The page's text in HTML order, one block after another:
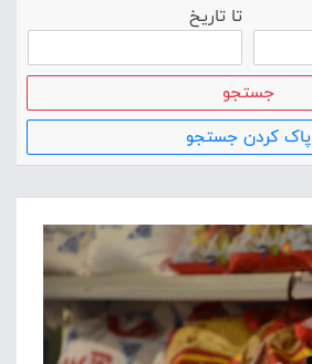
تا تاریخ
جستجو
پاک کردن جستجو